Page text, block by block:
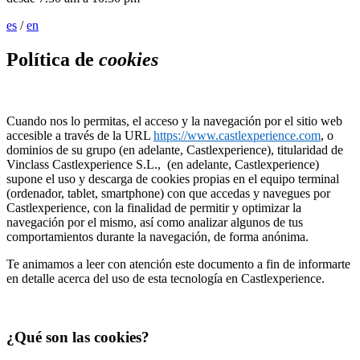
es /en
Política de cookies
Cuando nos lo permitas, el acceso y la navegación por el sitio web
accesible a través de la URL https://www.castlexperience.com, o
dominios de su grupo (en adelante, Castlexperience), titularidad de
Vinclass Castlexperience S.L., (en adelante, Castlexperience)
supone el uso y descarga de cookies propias en el equipo terminal
(ordenador, tablet, smartphone) con que accedas y navegues por
Castlexperience, con la finalidad de permitir y optimizar la
navegación por el mismo, así como analizar algunos de tus
comportamientos durante la navegación, de forma anónima.
Te animamos a leer con atención este documento a fin de informarte
en detalle acerca del uso de esta tecnología en Castlexperience.
¿Qué son las cookies?